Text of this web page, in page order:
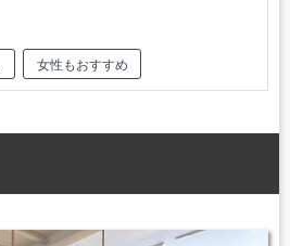
女性もおすすめ